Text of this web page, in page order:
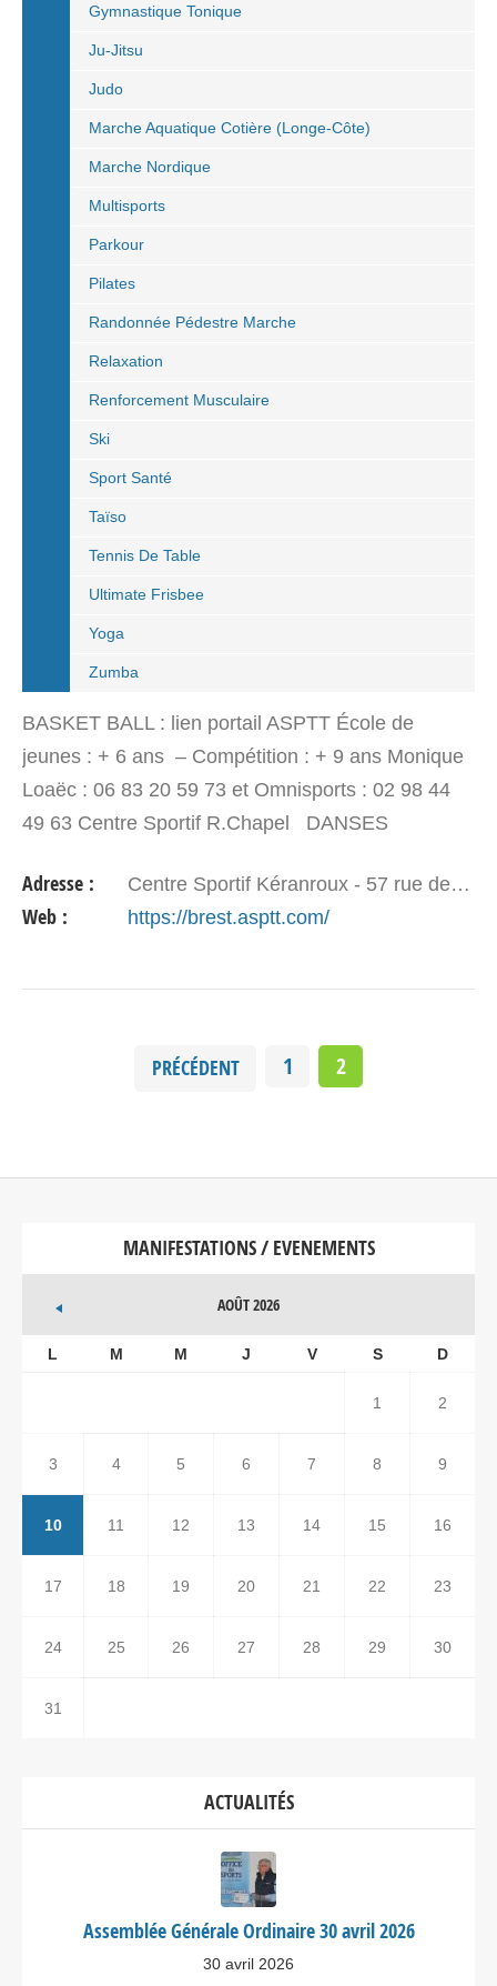
Gymnastique Tonique
Ju-Jitsu
Judo
Marche Aquatique Cotière (Longe-Côte)
Marche Nordique
Multisports
Parkour
Pilates
Randonnée Pédestre Marche
Relaxation
Renforcement Musculaire
Ski
Sport Santé
Taïso
Tennis De Table
Ultimate Frisbee
Yoga
Zumba
BASKET BALL : lien portail ASPTT École de
jeunes : + 6 ans – Compétition : + 9 ans Monique
Loaëc : 06 83 20 59 73 et Omnisports : 02 98 44
49 63 Centre Sportif R.Chapel DANSES
: 02 98…
Adresse : Centre Sportif Kéranroux - 57 rue de Kérourien - 29200 BREST
Web : https://brest.asptt.com/
PRÉCÉDENT 1 2
MANIFESTATIONS / EVENEMENTS
AOÛT 2026
L M M J V S D
1 2
3 4 5 6 7 8 9
10 11 12 13 14 15 16
17 18 19 20 21 22 23
24 25 26 27 28 29 30
31
ACTUALITÉS
Assemblée Générale Ordinaire 30 avril 2026
30 avril 2026